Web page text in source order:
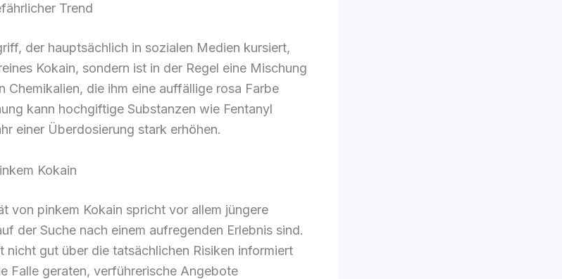
Trend
der hauptsächlich in sozialen Medien kursiert,
Kokain, sondern ist in der Regel eine Mischung
Chemikalien, die ihm eine auffällige rosa Farbe
kann hochgiftige Substanzen wie Fentanyl
einer Überdosierung stark erhöhen.
Kokain
von pinkem Kokain spricht vor allem jüngere
der Suche nach einem aufregenden Erlebnis sind.
nicht gut über die tatsächlichen Risiken informiert
Falle geraten, verführerische Angebote